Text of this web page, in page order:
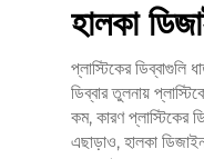
হালকা
প্লাস্টিকের ডিব্বাগুলি
ডিব্বার তুলনায়
কম, কারণ প্লাস্টিকের
এছাড়াও, হালকা